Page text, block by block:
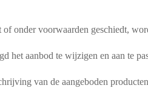
onder voorwaarden geschiedt,
het aanbod te wijzigen en aan te
van de aangeboden